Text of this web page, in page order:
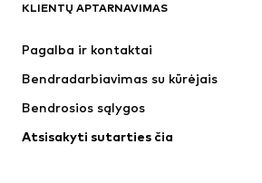
Naujienos
Apatiniai
Paltai
KLIENTŲ APTARNAVIMAS
Pagalba ir kontaktai
Bendradarbiavimas su kūrėjais
Bendrosios sąlygos
Atsisakyti sutarties čia